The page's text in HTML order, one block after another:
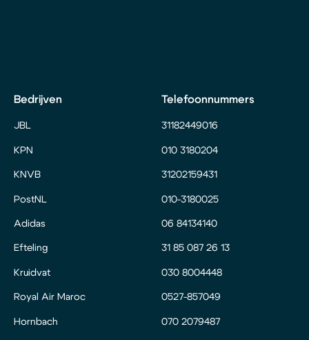
Bedrijven
JBL
KPN
KNVB
PostNL
Adidas
Efteling
Kruidvat
Royal Air Maroc
Hornbach
Telefoonnummers
31182449016
010 3180204
31202159431
010-3180025
06 84134140
31 85 087 26 13
030 8004448
0527-857049
070 2079487